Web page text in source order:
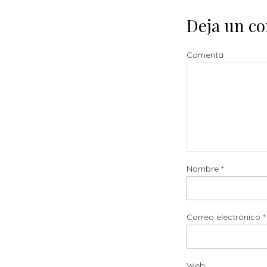
Deja un
Comenta
Nombre *
Correo electrónico *